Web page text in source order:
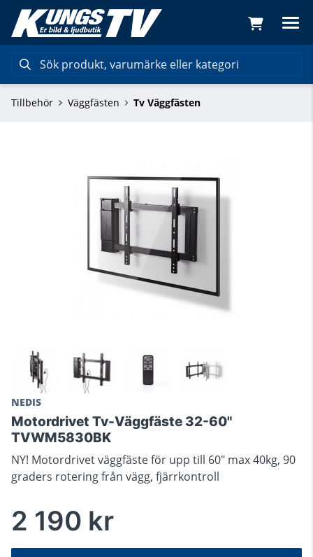
Tillbehör Väggfästen Tv Väggfästen
NEDIS
Motordrivet Tv-Väggfäste 32-60"
TVWM5830BK
NY! Motordrivet väggfäste för upp till 60" max 40kg, 90
graders rotering från vägg, fjärrkontroll
2 190 kr